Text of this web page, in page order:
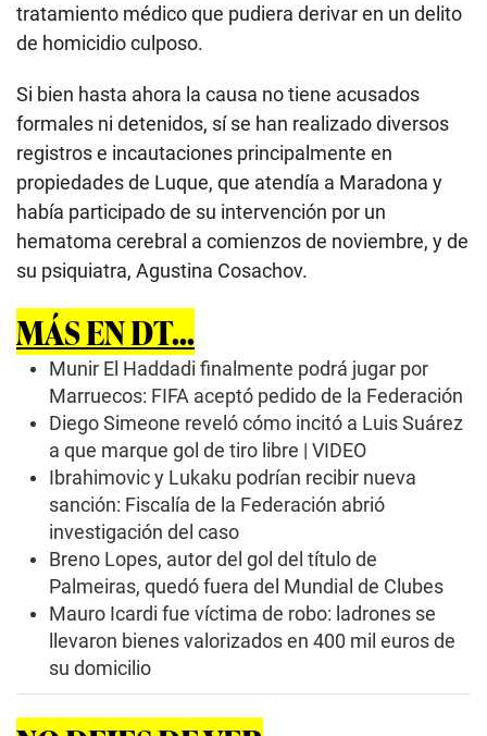
tratamiento médico que pudiera derivar en un delito
de homicidio culposo.
Si bien hasta ahora la causa no tiene acusados
formales ni detenidos, sí se han realizado diversos
registros e incautaciones principalmente en
propiedades de Luque, que atendía a Maradona y
había participado de su intervención por un
hematoma cerebral a comienzos de noviembre, y de
su psiquiatra, Agustina Cosachov.
MÁS EN DT...
Munir El Haddadi finalmente podrá jugar por
Marruecos: FIFA aceptó pedido de la Federación
Diego Simeone reveló cómo incitó a Luis Suárez
a que marque gol de tiro libre | VIDEO
Ibrahimovic y Lukaku podrían recibir nueva
sanción: Fiscalía de la Federación abrió
investigación del caso
Breno Lopes, autor del gol del título de
Palmeiras, quedó fuera del Mundial de Clubes
Mauro Icardi fue víctima de robo: ladrones se
llevaron bienes valorizados en 400 mil euros de
su domicilio